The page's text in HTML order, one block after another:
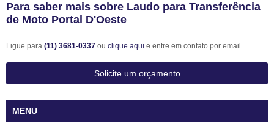
Para saber mais sobre Laudo para Transferência
de Moto Portal D'Oeste
Ligue para (11) 3681-0337 ou clique aqui e entre em contato por email.
Solicite um orçamento
MENU